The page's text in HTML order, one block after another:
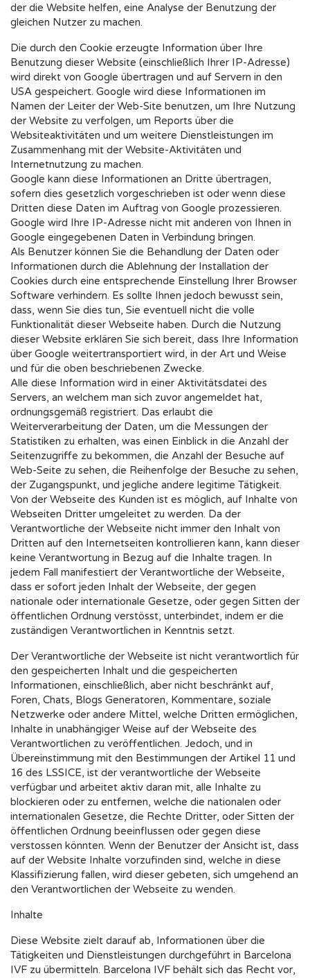
der die Website helfen, eine Analyse der Benutzung der
gleichen Nutzer zu machen.
Die durch den Cookie erzeugte Information über Ihre
Benutzung dieser Website (einschließlich Ihrer IP-Adresse)
wird direkt von Google übertragen und auf Servern in den
USA gespeichert. Google wird diese Informationen im
Namen der Leiter der Web-Site benutzen, um Ihre Nutzung
der Website zu verfolgen, um Reports über die
Websiteaktivitäten und um weitere Dienstleistungen im
Zusammenhang mit der Website-Aktivitäten und
Internetnutzung zu machen.
Google kann diese Informationen an Dritte übertragen,
sofern dies gesetzlich vorgeschrieben ist oder wenn diese
Dritten diese Daten im Auftrag von Google prozessieren.
Google wird Ihre IP-Adresse nicht mit anderen von Ihnen in
Google eingegebenen Daten in Verbindung bringen.
Als Benutzer können Sie die Behandlung der Daten oder
Informationen durch die Ablehnung der Installation der
Cookies durch eine entsprechende Einstellung Ihrer Browser
Software verhindern. Es sollte Ihnen jedoch bewusst sein,
dass, wenn Sie dies tun, Sie eventuell nicht die volle
Funktionalität dieser Webseite haben. Durch die Nutzung
dieser Website erklären Sie sich bereit, dass Ihre Information
über Google weitertransportiert wird, in der Art und Weise
und für die oben beschriebenen Zwecke.
Alle diese Information wird in einer Aktivitätsdatei des
Servers, an welchem man sich zuvor angemeldet hat,
ordnungsgemäß registriert. Das erlaubt die
Weiterverarbeitung der Daten, um die Messungen der
Statistiken zu erhalten, was einen Einblick in die Anzahl der
Seitenzugriffe zu bekommen, die Anzahl der Besuche auf
Web-Seite zu sehen, die Reihenfolge der Besuche zu sehen,
der Zugangspunkt, und jegliche andere legitime Tätigkeit.
Von der Webseite des Kunden ist es möglich, auf Inhalte von
Webseiten Dritter umgeleitet zu werden. Da der
Verantwortliche der Webseite nicht immer den Inhalt von
Dritten auf den Internetseiten kontrollieren kann, kann dieser
keine Verantwortung in Bezug auf die Inhalte tragen. In
jedem Fall manifestiert der Verantwortliche der Webseite,
dass er sofort jeden Inhalt der Webseite, der gegen
nationale oder internationale Gesetze, oder gegen Sitten der
öffentlichen Ordnung verstösst, unterbindet, indem er die
zuständigen Verantwortlichen in Kenntnis setzt.
Der Verantwortliche der Webseite ist nicht verantwortlich für
den gespeicherten Inhalt und die gespeicherten
Informationen, einschließlich, aber nicht beschränkt auf,
Foren, Chats, Blogs Generatoren, Kommentare, soziale
Netzwerke oder andere Mittel, welche Dritten ermöglichen,
Inhalte in unabhängiger Weise auf der Webseite des
Verantwortlichen zu veröffentlichen. Jedoch, und in
Übereinstimmung mit den Bestimmungen der Artikel 11 und
16 des LSSICE, ist der verantwortliche der Webseite
verfügbar und arbeitet aktiv daran mit, alle Inhalte zu
blockieren oder zu entfernen, welche die nationalen oder
internationalen Gesetze, die Rechte Dritter, oder Sitten der
öffentlichen Ordnung beeinflussen oder gegen diese
verstossen könnten. Wenn der Benutzer der Ansicht ist, dass
auf der Website Inhalte vorzufinden sind, welche in diese
Klassifizierung fallen, wird dieser gebeten, sich umgehend an
den Verantwortlichen der Webseite zu wenden.
Inhalte
Diese Website zielt darauf ab, Informationen über die
Tätigkeiten und Dienstleistungen durchgeführt in Barcelona
IVF zu übermitteln. Barcelona IVF behält sich das Recht vor,